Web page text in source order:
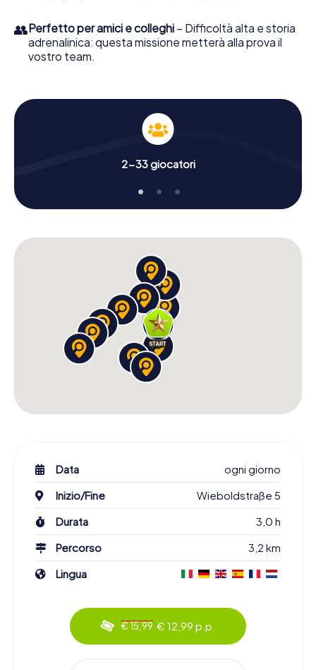
👥Perfetto per amici e colleghi – Difficoltà alta e storia
adrenalinica: questa missione metterà alla prova il
vostro team.
2-33 giocatori
Data
ogni giorno
Inizio/Fine
Wieboldstraße 5
Durata
3,0 h
Percorso
3,2 km
Lingua
€ 15,99 € 12,99 p.p.